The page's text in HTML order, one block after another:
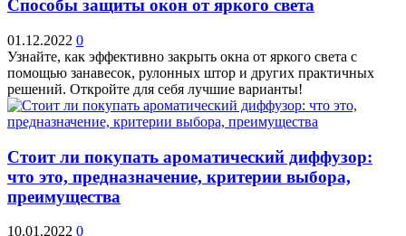
Способы защиты окон от яркого света
01.12.2022 0
Узнайте, как эффективно закрыть окна от яркого света с
помощью занавесок, рулонных штор и других практичных
решений. Откройте для себя лучшие варианты!
Стоит ли покупать ароматический диффузор:
что это, предназначение, критерии выбора,
преимущества
10.01.2022 0